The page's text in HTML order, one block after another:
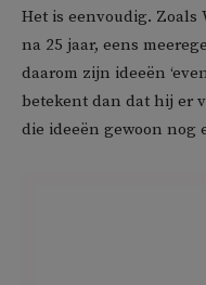
Het is eenvoudig.
na 25 jaar, eens
daarom zijn ideeën
betekent dan dat hij er
die ideeën gewoon nog